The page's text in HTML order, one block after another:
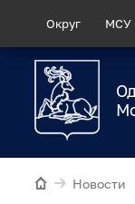
Округ МСУ
Новости